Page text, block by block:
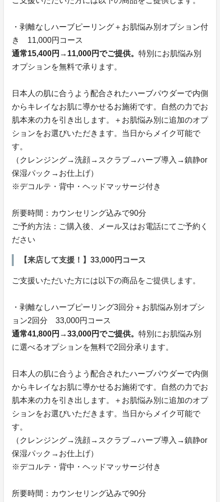
・剥離なしハーブピーリング＋お肌悩み別オプション付
き 11,000円コース
通常15,400円→11,000円でご提供。 特別にお肌悩み別
オプションを無料で承ります。
日本人の肌に合うよう配合されたハーブパウダーで内側
からキレイなお肌に導かせるお施術です。自然の力でお
肌本来の力を引き出します。＋お肌悩み別に追加のオプ
ションをお選びいただきます。当日からメイク可能で
す。
（クレンジング→洗顔→スクラブ→ハーブ導入→鎮静or
保湿パック→お仕上げ）
※デコルテ・背中・ヘッドマッサージ付き
所要時間：カウンセリング込みで90分
ご予約方法：ご購入後、メール又はお電話にてご予約く
ださい
【来店して支援！】33,000円コース
ご支援いただいた方には以下の商品をご提供します。
・剥離なしハーブピーリング3回分＋お肌悩み別オプシ
ョン2回分 33,000円コース
通常41,800円→33,000円でご提供。 特別にお肌悩み別
に選べるオプションを無料で2回分承ります。
日本人の肌に合うよう配合されたハーブパウダーで内側
からキレイなお肌に導かせるお施術です。自然の力でお
肌本来の力を引き出します。＋お肌悩み別に追加のオプ
ションをお選びいただきます。当日からメイク可能で
す。
（クレンジング→洗顔→スクラブ→ハーブ導入→鎮静or
保湿パック→お仕上げ）
※デコルテ・背中・ヘッドマッサージ付き
所要時間：カウンセリング込みで90分